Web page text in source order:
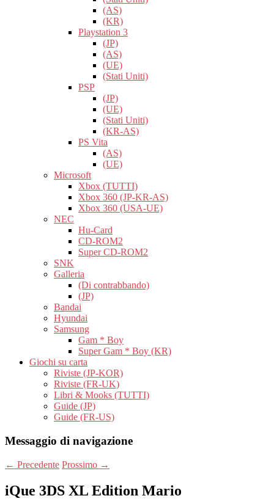
(AS)
(KR)
Playstation 3
(JP)
(AS)
(UE)
(Stati Uniti)
PSP
(JP)
(UE)
(Stati Uniti)
(KR-AS)
PS Vita
(AS)
(UE)
Microsoft
Xbox (TUTTI)
Xbox 360 (JP-KR-AS)
Xbox 360 (USA-UE)
NEC
Hu-Card
CD-ROM2
Super CD-ROM2
SNK
Galleria
(Di contrabbando)
(JP)
Bandai
Hyundai
Samsung
Gam * Boy
Super Gam * Boy (KR)
Giochi su carta
Riviste (JP-KOR)
Riviste (FR-UK)
Libri & Mooks (TUTTI)
Guide (JP)
Guide (FR-US)
Messaggio di navigazione
← Precedente Prossimo →
iQue 3DS XL Edition Mario